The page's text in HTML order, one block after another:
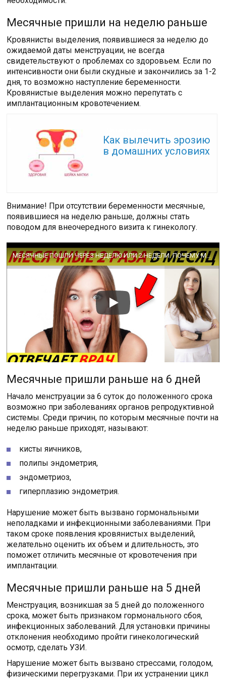
Месячные пришли на неделю раньше
Кровянисты выделения, появившиеся за неделю до
ожидаемой даты менструации, не всегда
свидетельствуют о проблемах со здоровьем. Если по
интенсивности они были скудные и закончились за 1-2
дня, то возможно наступление беременности.
Кровянистые выделения можно перепутать с
имплантационным кровотечением.
Как вылечить эрозию
в домашних условиях
Внимание! При отсутствии беременности месячные,
появившиеся на неделю раньше, должны стать
поводом для внеочередного визита к гинекологу.
МЕСЯЧНЫЕ ПОШЛИ ЧЕРЕЗ НЕДЕЛЮ ИЛИ 2 НЕДЕЛИ. ПОЧЕМУ МЕНСТРУАЦИЯ ИДЁТ ДВА РАЗА В МЕСЯЦ!
Месячные пришли раньше на 6 дней
Начало менструации за 6 суток до положенного срока
возможно при заболеваниях органов репродуктивной
системы. Среди причин, по которым месячные почти на
неделю раньше приходят, называют:
кисты яичников,
полипы эндометрия,
эндометриоз,
гиперплазию эндометрия.
Нарушение может быть вызвано гормональными
неполадками и инфекционными заболеваниями. При
таком сроке появления кровянистых выделений,
желательно оценить их объем и длительность, это
поможет отличить месячные от кровотечения при
имплантации.
Месячные пришли раньше на 5 дней
Менструация, возникшая за 5 дней до положенного
срока, может быть признаком гормонального сбоя,
инфекционных заболеваний. Для установки причины
отклонения необходимо пройти гинекологический
осмотр, сделать УЗИ.
Нарушение может быть вызвано стрессами, голодом,
физическими перегрузками. При их устранении цикл